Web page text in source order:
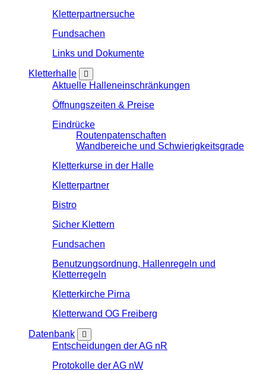
Kletterpartnersuche
Fundsachen
Links und Dokumente
Kletterhalle
Aktuelle Halleneinschränkungen
Öffnungszeiten & Preise
Eindrücke
Routenpatenschaften
Wandbereiche und Schwierigkeitsgrade
Kletterkurse in der Halle
Kletterpartner
Bistro
Sicher Klettern
Fundsachen
Benutzungsordnung, Hallenregeln und
Kletterregeln
Kletterkirche Pirna
Kletterwand OG Freiberg
Datenbank
Entscheidungen der AG nR
Protokolle der AG nW